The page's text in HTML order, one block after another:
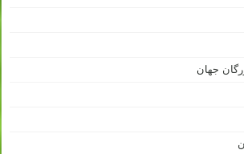
جهان